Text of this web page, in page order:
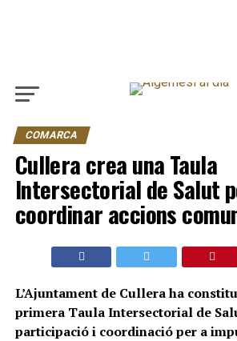
COMARCA
Cullera crea una Taula
Intersectorial de Salut
coordinar accions
L’Ajuntament de Cullera ha
primera Taula Intersectorial de
participació i coordinació per a